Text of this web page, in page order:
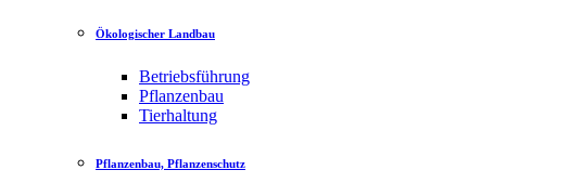
Ökologischer Landbau
Betriebsführung
Pflanzenbau
Tierhaltung
Pflanzenbau, Pflanzenschutz